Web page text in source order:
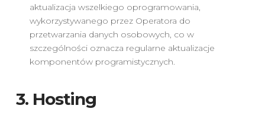
aktualizacja wszelkiego oprogramowania,
wykorzystywanego przez Operatora do
przetwarzania danych osobowych, co w
szczególności oznacza regularne aktualizacje
komponentów programistycznych.
3. Hosting